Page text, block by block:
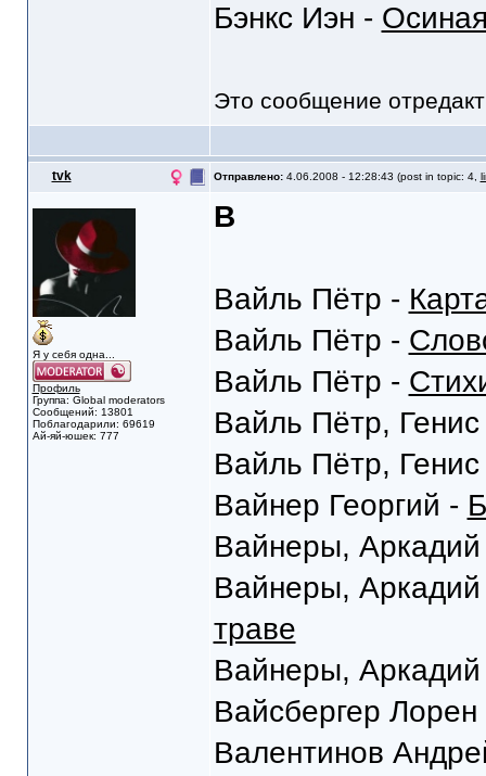
Бэнкс Иэн -
Это сообщение
tvk Отправлено: 4.06.2008 - 12:28:43 (post in topic: 4,
Я у себя одна...
Профиль
Группа: Global moderators
Сообщений: 13801
Поблагодарили: 69619
Ай-яй-юшек: 777
В
Вайль Пётр -
Вайль Пётр -
Вайль Пётр -
Вайль Пётр,
Вайль Пётр,
Вайнер Георгий -
Вайнеры,
Вайнеры,
траве
Вайнеры,
Вайсбергер
Валентинов